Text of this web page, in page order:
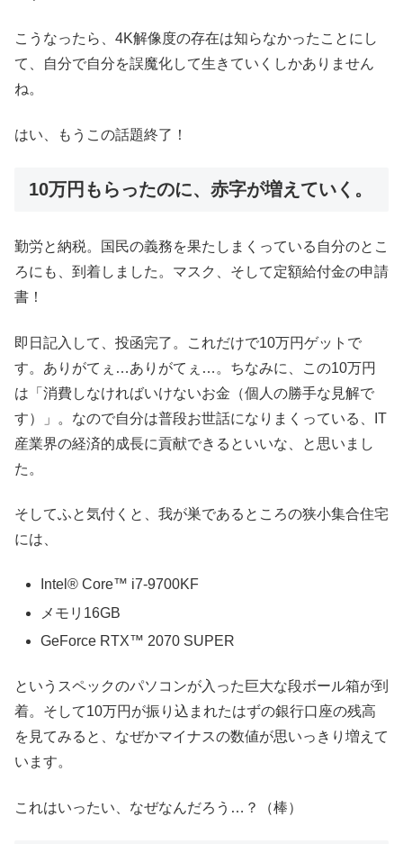
こうなったら、4K解像度の存在は知らなかったことにし
て、自分で自分を誤魔化して生きていくしかありません
ね。
はい、もうこの話題終了！
10万円もらったのに、赤字が増えていく。
勤労と納税。国民の義務を果たしまくっている自分のとこ
ろにも、到着しました。マスク、そして定額給付金の申請
書！
即日記入して、投函完了。これだけで10万円ゲットで
す。ありがてぇ…ありがてぇ…。ちなみに、この10万円
は「消費しなければいけないお金（個人の勝手な見解で
す）」。なので自分は普段お世話になりまくっている、IT
産業界の経済的成長に貢献できるといいな、と思いまし
た。
そしてふと気付くと、我が巣であるところの狭小集合住宅
には、
Intel® Core™ i7-9700KF
メモリ16GB
GeForce RTX™ 2070 SUPER
というスペックのパソコンが入った巨大な段ボール箱が到
着。そして10万円が振り込まれたはずの銀行口座の残高
を見てみると、なぜかマイナスの数値が思いっきり増えて
います。
これはいったい、なぜなんだろう…？（棒）